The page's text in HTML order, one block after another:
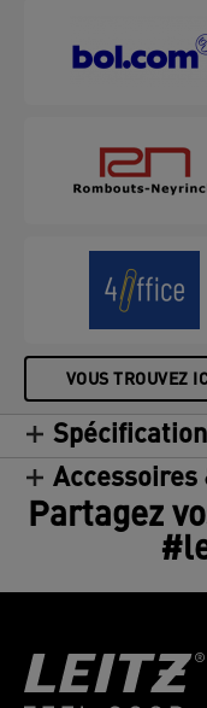
VOUS TROUVEZ
Accessoires
Partagez